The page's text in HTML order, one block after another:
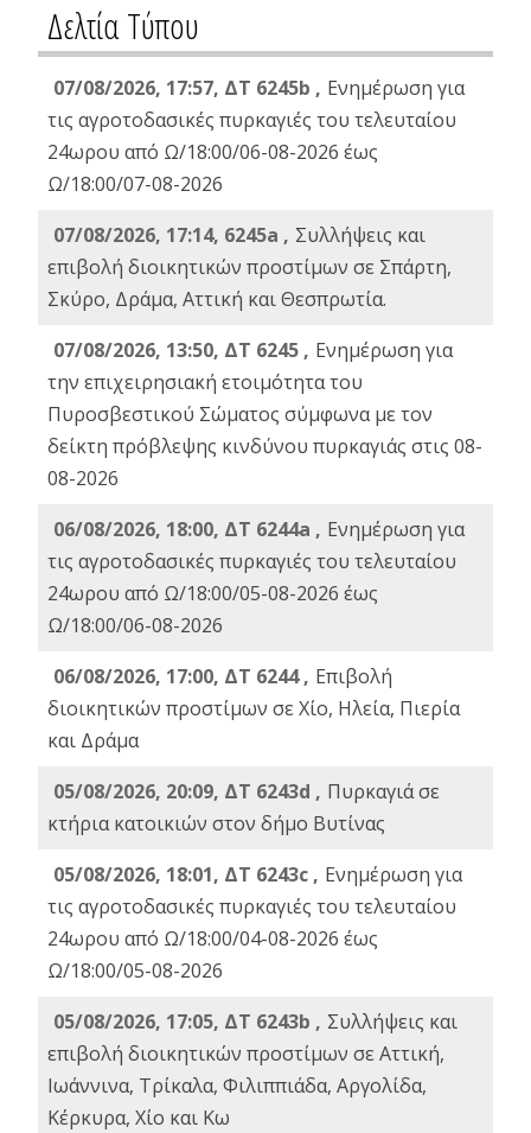
Δελτία Τύπου
07/08/2026, 17:57, ΔΤ 6245b , Ενημέρωση για
τις αγροτοδασικές πυρκαγιές του τελευταίου
24ωρου από Ω/18:00/06-08-2026 έως
Ω/18:00/07-08-2026
07/08/2026, 17:14, 6245a , Συλλήψεις και
επιβολή διοικητικών προστίμων σε Σπάρτη,
Σκύρο, Δράμα, Αττική και Θεσπρωτία.
07/08/2026, 13:50, ΔΤ 6245 , Ενημέρωση για
την επιχειρησιακή ετοιμότητα του
Πυροσβεστικού Σώματος σύμφωνα με τον
δείκτη πρόβλεψης κινδύνου πυρκαγιάς στις 08-
08-2026
06/08/2026, 18:00, ΔΤ 6244a , Ενημέρωση για
τις αγροτοδασικές πυρκαγιές του τελευταίου
24ωρου από Ω/18:00/05-08-2026 έως
Ω/18:00/06-08-2026
06/08/2026, 17:00, ΔΤ 6244 , Επιβολή
διοικητικών προστίμων σε Χίο, Ηλεία, Πιερία
και Δράμα
05/08/2026, 20:09, ΔΤ 6243d , Πυρκαγιά σε
κτήρια κατοικιών στον δήμο Βυτίνας
05/08/2026, 18:01, ΔΤ 6243c , Ενημέρωση για
τις αγροτοδασικές πυρκαγιές του τελευταίου
24ωρου από Ω/18:00/04-08-2026 έως
Ω/18:00/05-08-2026
05/08/2026, 17:05, ΔΤ 6243b , Συλλήψεις και
επιβολή διοικητικών προστίμων σε Αττική,
Ιωάννινα, Τρίκαλα, Φιλιππιάδα, Αργολίδα,
Κέρκυρα, Χίο και Κω